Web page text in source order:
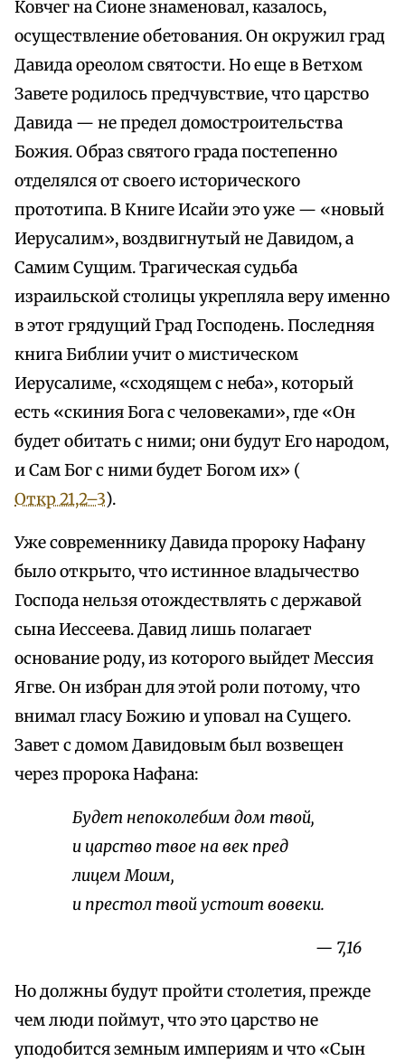
Ковчег на Сионе знаменовал, казалось,
осуществление обетования. Он окружил град
Давида ореолом святости. Но еще в Ветхом
Завете родилось предчувствие, что царство
Давида — не предел домостроительства
Божия. Образ святого града постепенно
отделялся от своего исторического
прототипа. В Книге Исайи это уже — «новый
Иерусалим», воздвигнутый не Давидом, а
Самим Сущим. Трагическая судьба
израильской столицы укрепляла веру именно
в этот грядущий Град Господень. Последняя
книга Библии учит о мистическом
Иерусалиме, «сходящем с неба», который
есть «скиния Бога с человеками», где «Он
будет обитать с ними; они будут Его народом,
и Сам Бог с ними будет Богом их» (
Откр 21,2–3).
Уже современнику Давида пророку Нафану
было открыто, что истинное владычество
Господа нельзя отождествлять с державой
сына Иессеева. Давид лишь полагает
основание роду, из которого выйдет Мессия
Ягве. Он избран для этой роли потому, что
внимал гласу Божию и уповал на Сущего.
Завет с домом Давидовым был возвещен
через пророка Нафана:
Будет непоколебим дом твой,
и царство твое на век пред
лицем Моим,
и престол твой устоит вовеки.
— 7,16
Но должны будут пройти столетия, прежде
чем люди поймут, что это царство не
уподобится земным империям и что «Сын